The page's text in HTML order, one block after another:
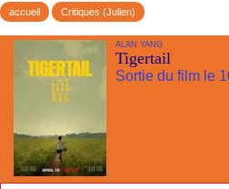
accueil Critiques (Julien)
ALAN YANG
Tigertail
Sortie du film le